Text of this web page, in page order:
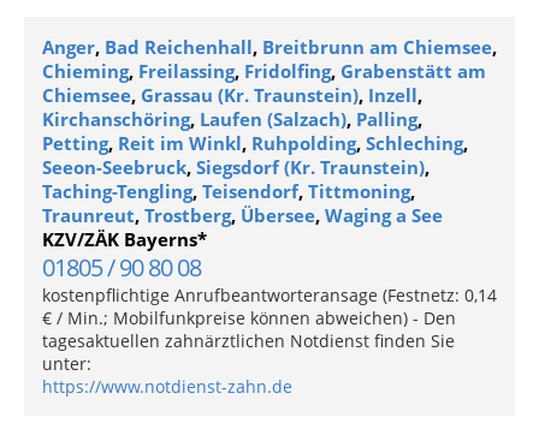
Anger, Bad Reichenhall, Breitbrunn am Chiemsee,
Chieming, Freilassing, Fridolfing, Grabenstätt am
Chiemsee, Grassau (Kr. Traunstein), Inzell,
Kirchanschöring, Laufen (Salzach), Palling,
Petting, Reit im Winkl, Ruhpolding, Schleching,
Seeon-Seebruck, Siegsdorf (Kr. Traunstein),
Taching-Tengling, Teisendorf, Tittmoning,
Traunreut, Trostberg, Übersee, Waging a See
KZV/ZÄK Bayerns*
01805 / 90 80 08
kostenpflichtige Anrufbeantworteransage (Festnetz: 0,14
€ / Min.; Mobilfunkpreise können abweichen) - Den
tagesaktuellen zahnärztlichen Notdienst finden Sie
unter:
https://www.notdienst-zahn.de